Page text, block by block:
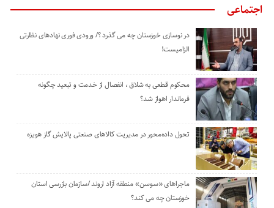
اجتماعی
در نوسازی خوزستان چه می گذرد ؟/ ورودی فوری نهادهای نظارتی
الزامیست!
محکوم قطعی به شلاق ، انفصال از خدمت و تبعید چگونه
فرماندار اهواز شد؟
تحول داده‌محور در مدیریت کالاهای صنعتی پالایش گاز هویزه
ماجراهای «سوسن» منطقه آزاد اروند /سازمان بازرسی استان
خوزستان چه می کند؟